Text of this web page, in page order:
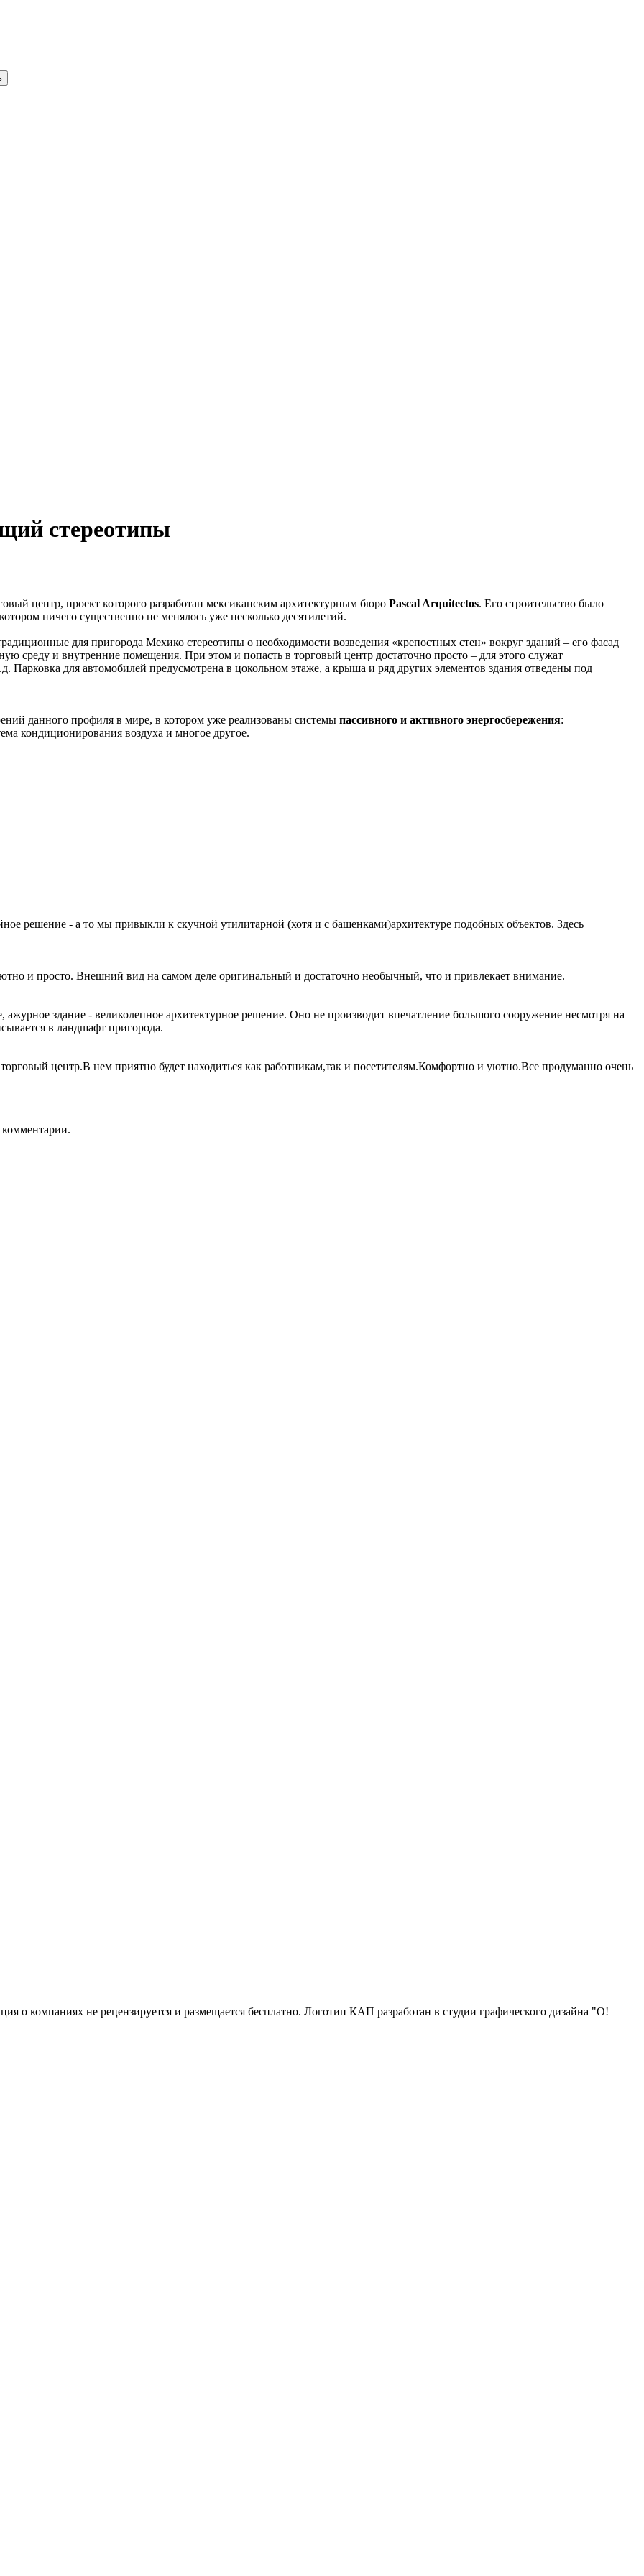
стереотипы
центр, проект которого разработан мексиканским архитектурным бюро Pascal Arquitectos. Его строительство было
ничего существенно не менялось уже несколько десятилетий.
для пригорода Мехико стереотипы о необходимости возведения «крепостных стен» вокруг зданий – его фасад
среду и внутренние помещения. При этом и попасть в торговый центр достаточно просто – для этого служат
для автомобилей предусмотрена в цокольном этаже, а крыша и ряд других элементов здания отведены под
данного профиля в мире, в котором уже реализованы системы пассивного и активного энергосбережения:
кондиционирования воздуха и многое другое.
решение - а то мы привыкли к скучной утилитарной (хотя и с башенками)архитектуре подобных объектов. Здесь
и просто. Внешний вид на самом деле оригинальный и достаточно необычный, что и привлекает внимание.
ажурное здание - великолепное архитектурное решение. Оно не производит впечатление большого сооружение несмотря на
в ландшафт пригорода.
центр.В нем приятно будет находиться как работникам,так и посетителям.Комфортно и уютно.Все продуманно очень
комментарии.
компаниях не рецензируется и размещается бесплатно. Логотип КАП разработан в студии графического дизайна "О!